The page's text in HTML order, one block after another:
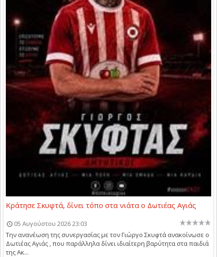
Κράτησε Σκυφτά, δίνει τόπο στα νιάτα ο Δωτιέας Αγιάς
05 Αυγούστου 2026 23:03
Την ανανέωση της συνεργασίας με τον Γιώργο Σκυφτά ανακοίνωσε ο
Δωτιέας Αγιάς , που παράλληλα δίνει ιδιαίτερη βαρύτητα στα παιδιά
της Ακ...